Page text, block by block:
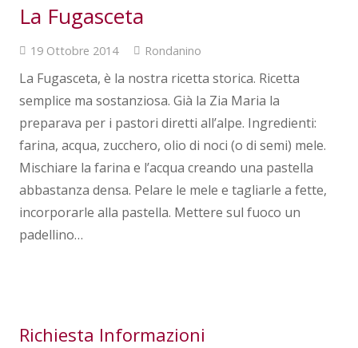
La Fugasceta
19 Ottobre 2014 Rondanino
La Fugasceta, è la nostra ricetta storica. Ricetta
semplice ma sostanziosa. Già la Zia Maria la
preparava per i pastori diretti all’alpe. Ingredienti:
farina, acqua, zucchero, olio di noci (o di semi) mele.
Mischiare la farina e l’acqua creando una pastella
abbastanza densa. Pelare le mele e tagliarle a fette,
incorporarle alla pastella. Mettere sul fuoco un
padellino…
Richiesta Informazioni